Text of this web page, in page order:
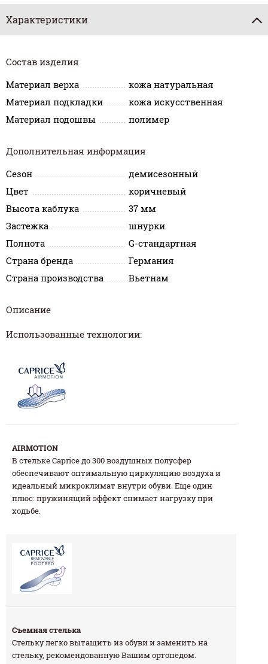
Характеристики
Состав изделия
Материал верха
кожа натуральная
Материал подкладки
кожа искусственная
Материал подошвы
полимер
Дополнительная информация
Сезон
демисезонный
Цвет
коричневый
Высота каблука
37 мм
Застежка
шнурки
Полнота
G-стандартная
Страна бренда
Германия
Страна производства
Вьетнам
Описание
Использованные технологии:
AIRMOTION
В стельке Caprice до 300 воздушных полусфер
обеспечивают оптимальную циркуляцию воздуха и
идеальный микроклимат внутри обуви. Еще один
плюс: пружинящий эффект снимает нагрузку при
ходьбе.
Съемная стелька
Стельку легко вытащить из обуви и заменить на
стельку, рекомендованную Вашим ортопедом.